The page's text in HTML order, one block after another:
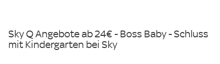
Sky Q Angebote ab 24€ - Boss Baby - Schluss
mit Kindergarten bei Sky